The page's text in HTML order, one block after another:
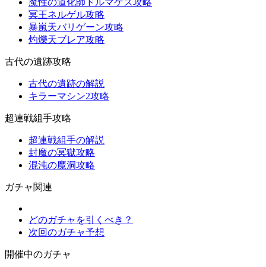
魔性の道化師ドルマゲス攻略
冥王ネルゲル攻略
暴嵐天バリゲーン攻略
灼爍天ブレア攻略
古代の遺跡攻略
古代の遺跡の解説
キラーマシン2攻略
超連戦組手攻略
超連戦組手の解説
封魔の冥獄攻略
混沌の魔洞攻略
ガチャ関連
どのガチャを引くべき？
次回のガチャ予想
開催中のガチャ